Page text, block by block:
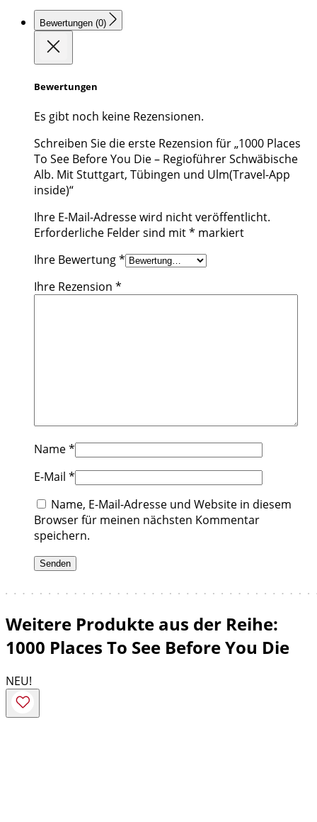
Bewertungen (0)
Bewertungen
Es gibt noch keine Rezensionen.
Schreiben Sie die erste Rezension für „1000 Places
To See Before You Die – Regioführer Schwäbische
Alb. Mit Stuttgart, Tübingen und Ulm(Travel-App
inside)“
Ihre E-Mail-Adresse wird nicht veröffentlicht.
Erforderliche Felder sind mit* markiert
Ihre Bewertung*
Ihre Rezension *
Name*
E-Mail *
Name, E-Mail-Adresse und Website in diesem
Browser für meinen nächsten Kommentar
speichern.
Weitere Produkte aus der Reihe:
1000 Places To See Before You Die
NEU!